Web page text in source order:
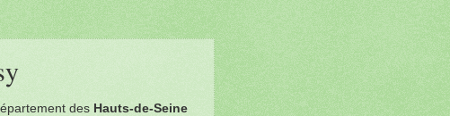
des Hauts-de-Seine